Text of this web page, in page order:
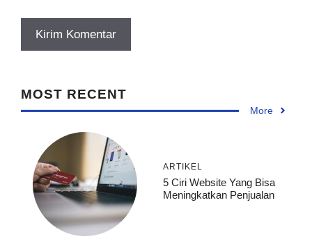
MOST RECENT
More
ARTIKEL
5 Ciri Website Yang Bisa
Meningkatkan Penjualan